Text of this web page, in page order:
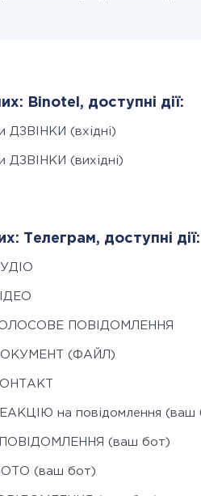
Binotel, доступні дії:
ДЗВІНКИ (вхідні)
ДЗВІНКИ (вихідні)
Телеграм, доступні дії:
ПОВІДОМЛЕННЯ
(ФАЙЛ)
на повідомлення (ваш
ПОВІДОМЛЕННЯ (ваш бот)
(ваш бот)